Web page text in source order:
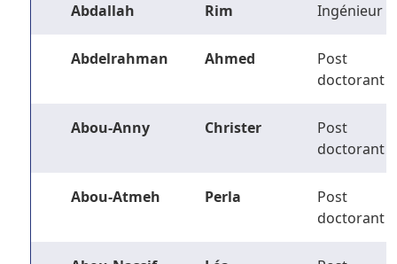
Abdallah Rim Ingénieur
Abdelrahman Ahmed
Post
doctorant
Abou-Anny Christer
Post
doctorant
Abou-Atmeh Perla
Post
doctorant